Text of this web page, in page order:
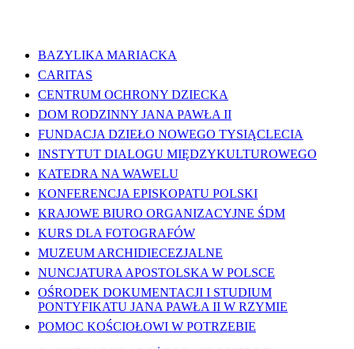
BAZYLIKA MARIACKA
CARITAS
CENTRUM OCHRONY DZIECKA
DOM RODZINNY JANA PAWŁA II
FUNDACJA DZIEŁO NOWEGO TYSIĄCLECIA
INSTYTUT DIALOGU MIĘDZYKULTUROWEGO
KATEDRA NA WAWELU
KONFERENCJA EPISKOPATU POLSKI
KRAJOWE BIURO ORGANIZACYJNE ŚDM
KURS DLA FOTOGRAFÓW
MUZEUM ARCHIDIECEZJALNE
NUNCJATURA APOSTOLSKA W POLSCE
OŚRODEK DOKUMENTACJI I STUDIUM
PONTYFIKATU JANA PAWŁA II W RZYMIE
POMOC KOŚCIOŁOWI W POTRZEBIE